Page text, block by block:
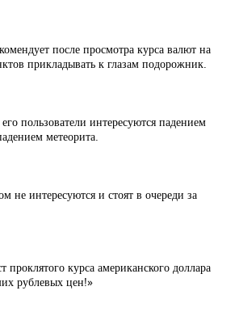
после просмотра курса валют на
прикладывать к глазам подорожник.
пользователи интересуются падением
метеорита.
не интересуются и стоят в очереди за
проклятого курса американского доллара
рублевых цен!»